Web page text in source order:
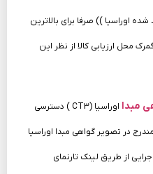
شده اوراسیا )) صرفا برای بالاترین
محل ارزیابی کالا از نظر این
مبدا اوراسیا (CT3 ) دسترسی
در تصویر گواهی مبدا اوراسیا
از طریق لینک تارنمای